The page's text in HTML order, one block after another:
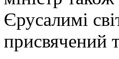
Єрусалимі
присвячений